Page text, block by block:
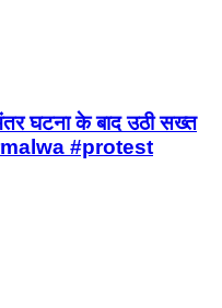
घटना के बाद उठी सख्त
#protest